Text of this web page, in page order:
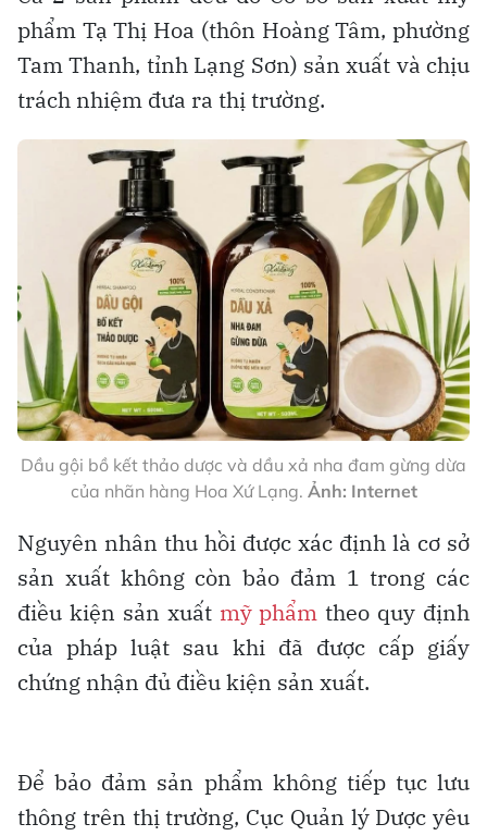
phẩm Tạ Thị Hoa (thôn Hoàng Tâm, phường
Tam Thanh, tỉnh Lạng Sơn) sản xuất và chịu
trách nhiệm đưa ra thị trường.
Dầu gội bồ kết thảo dược và dầu xả nha đam gừng dừa
của nhãn hàng Hoa Xứ Lạng. Ảnh: Internet
Nguyên nhân thu hồi được xác định là cơ sở
sản xuất không còn bảo đảm 1 trong các
điều kiện sản xuất mỹ phẩm theo quy định
của pháp luật sau khi đã được cấp giấy
chứng nhận đủ điều kiện sản xuất.
Để bảo đảm sản phẩm không tiếp tục lưu
thông trên thị trường, Cục Quản lý Dược yêu